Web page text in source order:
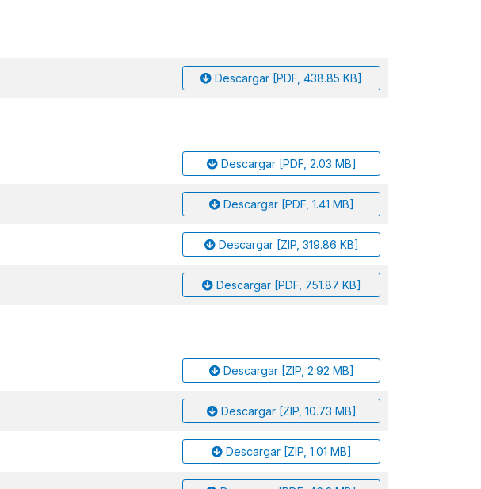
Descargar [PDF, 438.85 KB]
Descargar [PDF, 2.03 MB]
Descargar [PDF, 1.41 MB]
Descargar [ZIP, 319.86 KB]
Descargar [PDF, 751.87 KB]
Descargar [ZIP, 2.92 MB]
Descargar [ZIP, 10.73 MB]
Descargar [ZIP, 1.01 MB]